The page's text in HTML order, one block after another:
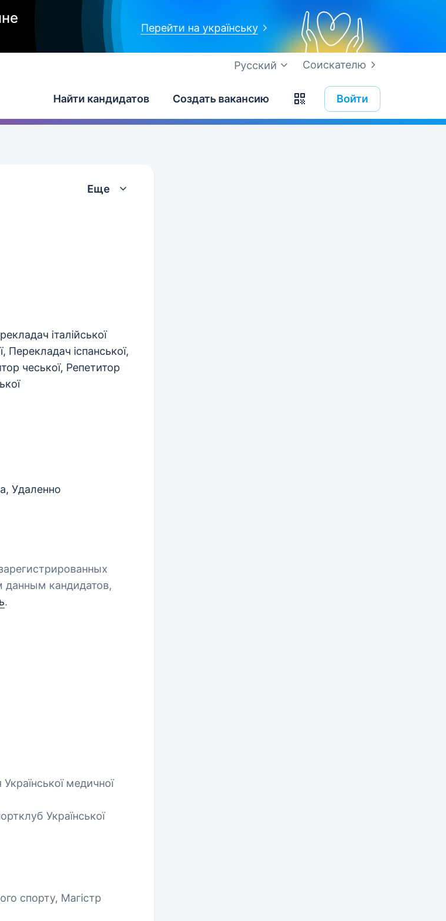
Перейти на українську
Соискателю
Русский
Найти кандидатов Создать вакансию Войти
Еще
італійської
Перекладач іспанської,
чеської, Репетитор
Удаленно
данным кандидатов,
.
медичної
Української
спорту, Магістр